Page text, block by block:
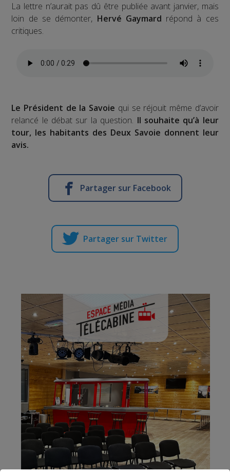
La lettre n’aurait pas dû être publiée avant janvier, mais
loin de se démonter, Hervé Gaymard répond à ces
critiques.
Le Président de la Savoie qui se réjouit même d’avoir
relancé le débat sur la question. Il souhaite qu’à leur
tour, les habitants des Deux Savoie donnent leur
avis.
Partager sur Facebook
Partager sur Twitter